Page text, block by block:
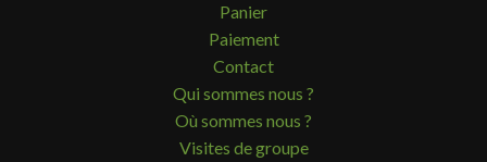
Panier
Paiement
Contact
Qui sommes nous ?
Où sommes nous ?
Visites de groupe